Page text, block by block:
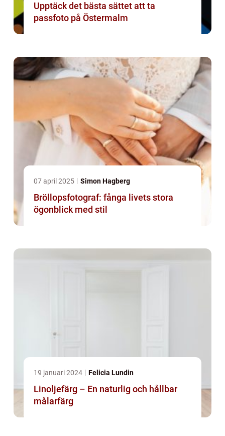
Upptäck det bästa sättet att ta
passfoto på Östermalm
07 april 2025 Simon Hagberg
Bröllopsfotograf: fånga livets stora
ögonblick med stil
19 januari 2024 Felicia Lundin
Linoljefärg – En naturlig och hållbar
målarfärg